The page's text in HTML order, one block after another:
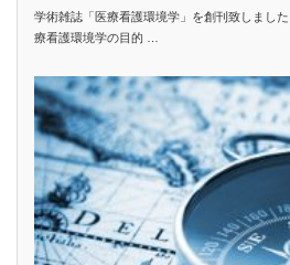
学術雑誌「医療看護環境学」を創刊致しまし
療看護環境学の目的 …